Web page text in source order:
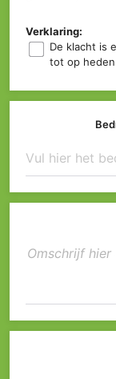
Verklaring:
De klacht is
tot op